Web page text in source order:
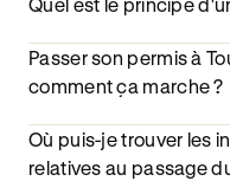
Quel est le principe
Passer son permis à
comment ça marche ?
Où puis-je trouver les
relatives au passage